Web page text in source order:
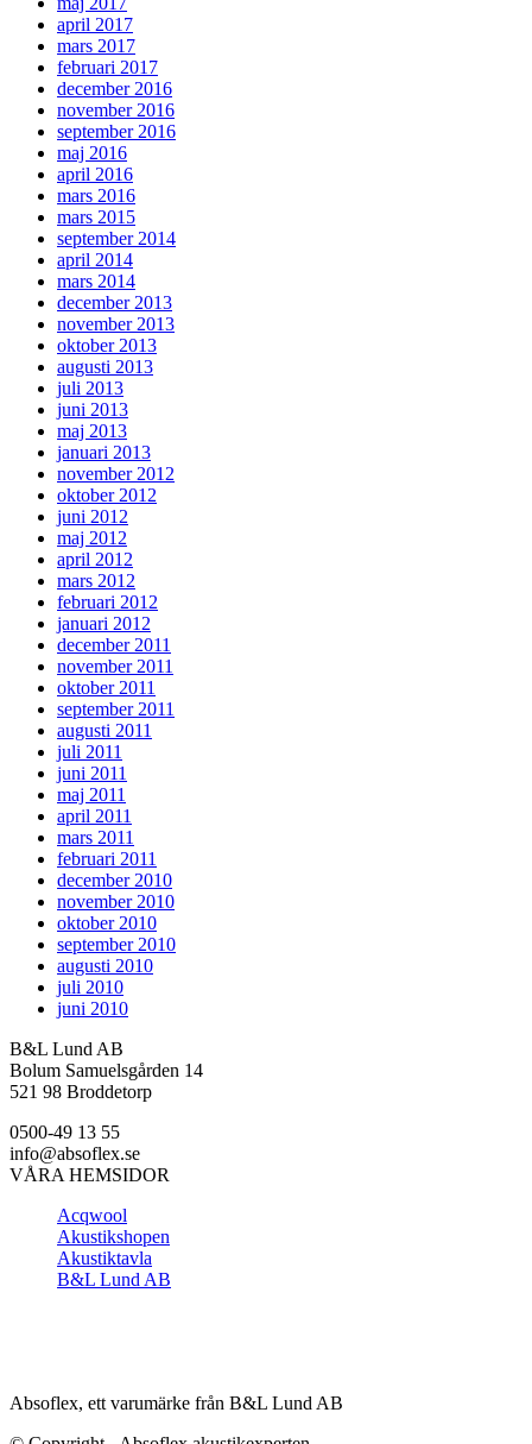
april 2017
mars 2017
februari 2017
december 2016
november 2016
september 2016
maj 2016
april 2016
mars 2016
mars 2015
september 2014
april 2014
mars 2014
december 2013
november 2013
oktober 2013
augusti 2013
juli 2013
juni 2013
maj 2013
januari 2013
november 2012
oktober 2012
juni 2012
maj 2012
april 2012
mars 2012
februari 2012
januari 2012
december 2011
november 2011
oktober 2011
september 2011
augusti 2011
juli 2011
juni 2011
maj 2011
april 2011
mars 2011
februari 2011
december 2010
november 2010
oktober 2010
september 2010
augusti 2010
juli 2010
juni 2010
B&L Lund AB
Bolum Samuelsgården 14
521 98 Broddetorp
0500-49 13 55
info@absoflex.se
VÅRA HEMSIDOR
Acqwool
Akustikshopen
Akustiktavla
B&L Lund AB
Absoflex, ett varumärke från B&L Lund AB